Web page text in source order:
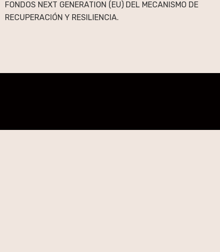
FONDOS NEXT GENERATION (EU) DEL MECANISMO DE
RECUPERACIÓN Y RESILIENCIA.